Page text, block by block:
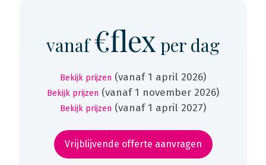
vanaf€flex per dag
Bekijk prijzen (vanaf 1 april 2026)
Bekijk prijzen (vanaf 1 november 2026)
Bekijk prijzen (vanaf 1 april 2027)
Vrijblijvende offerte aanvragen